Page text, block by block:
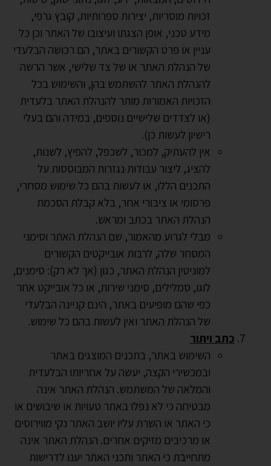
זכויות מוסריות, יצירות ספרותיות, קובץ גרפי,
מידע טכני, אופן הצגתו ועיצובו של האתר וכן כל
עניין או פרט הקשורים באתר, הם רכושה הבלעדי
של הנהלת האתר או של צד שלישי, אשר הרשה
להנהלת האתר להשתמש בהן, והשימוש בכל
הזכויות האמורות מותר להנהלת האתר בלעדית
(או לצדדים שלישיים נוספים, במידה והם בעלי
רישיון לעשות כן).
אין להעתיק, למכור, לשכפל, להפיץ, לשנות,
להציג, ליצור עבודות נגזרות המבוססות על
התכנים הללו, או לעשות בהם כל שימוש מסחרי,
פרסומי או ציבורי אחר, בלא קבלת הסכמת
הנהלת האתר בכתב ומראש.
מבלי לגרוע מהאמור, שם הנהלת האתר וסימני
המסחר שלה, לרבות אובייקטים הקשורים
למוניטין הנהלת האתר, כגון (אך לא רק): סימנים,
לוגו, סמלילים, סימני שירות, או כל אובייקט אחר
כפי שהם מופיעים באתר, הינם קניינה הבלעדי
של הנהלת האתר ואין לעשות בהם כל שימוש.
כתב ויתור
השימוש באתר, בתכנים המוצגים באתר
ובמכשירי הקצה, יעשה על אחריותו הבלעדית
והמלאה של המשתמש. הנהלת האתר אינה
מבטיחה כי לא נפלו באתר טעויות או שיבושים או
כי האתר או השרת עליו יושב האתר נקי מווירוסים
או מרכיבים מזיקים אחרים. הנהלת האתר אינה
מתחייבת כי האתר ותכני האתר יענו לדרישות